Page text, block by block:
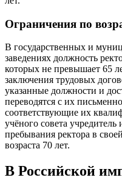
Ограничения по
В государственных и
заведениях должность
которых не превышает 65
заключения трудовых
указанные должности и
переводятся с их
соответствующие их
учёного совета
пребывания ректора в
возраста 70 лет.
В Российской